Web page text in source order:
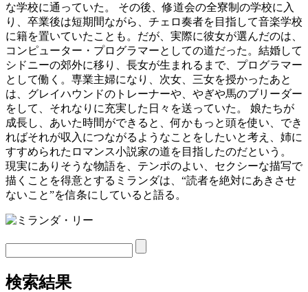
な学校に通っていた。 その後、修道会の全寮制の学校に入
り、卒業後は短期間ながら、チェロ奏者を目指して音楽学校
に籍を置いていたことも。だが、実際に彼女が選んだのは、
コンピューター・プログラマーとしての道だった。結婚して
シドニーの郊外に移り、長女が生まれるまで、プログラマー
として働く。専業主婦になり、次女、三女を授かったあと
は、グレイハウンドのトレーナーや、やぎや馬のブリーダー
をして、それなりに充実した日々を送っていた。 娘たちが
成長し、あいた時間ができると、何かもっと頭を使い、でき
ればそれが収入につながるようなことをしたいと考え、姉に
すすめられたロマンス小説家の道を目指したのだという。
現実にありそうな物語を、テンポのよい、セクシーな描写で
描くことを得意とするミランダは、“読者を絶対にあきさせ
ないこと”を信条にしていると語る。
検索結果